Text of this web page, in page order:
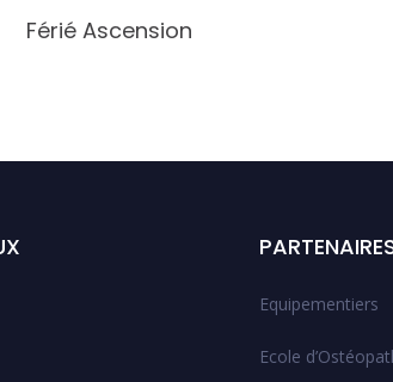
Férié Ascension
Equipementiers
Ecole